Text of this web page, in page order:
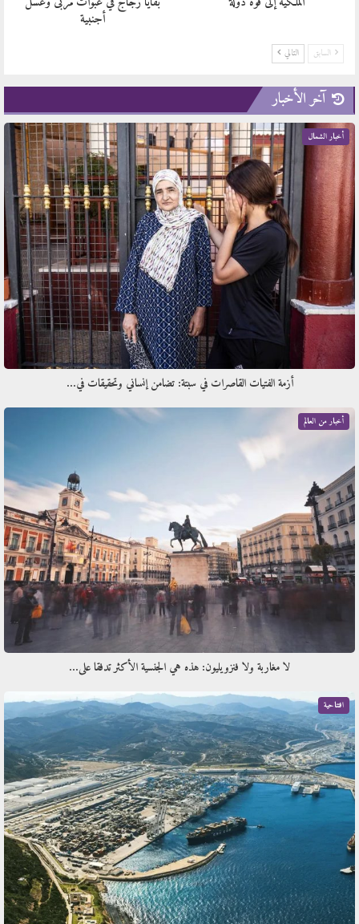
أجنبية
السابق التالي
آخر الأخبار
أخبار الشمال
أزمة الفتيات القاصرات في سبتة: تضامن إنساني وتحقيقات في…
أخبار من العالم
لا مغاربة ولا فنزويليون: هذه هي الجنسية الأكثر تدفقا على…
افتتاحية